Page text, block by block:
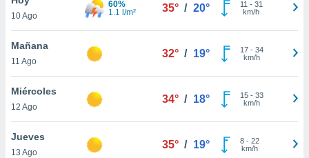
en
más
nuestra
de
10 Ago
60%
1.1 l/m²
35° / 20° 11 - 31
km/h
Mañana
11 Ago
32° / 19° 17- 34
km/h
Miércoles
12 Ago
34° / 18° 15- 33
km/h
Jueves
13 Ago
35° / 19° 8- 22
km/h